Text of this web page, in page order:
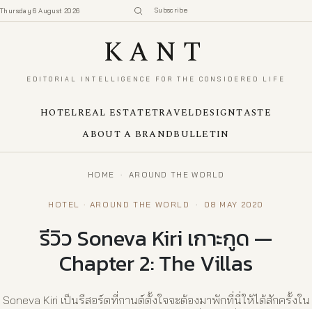
Thursday 6 August 2026 Subscribe
KANT
EDITORIAL INTELLIGENCE FOR THE CONSIDERED LIFE
HOTELREAL ESTATETRAVELDESIGNTASTE
ABOUT A BRANDBULLETIN
HOME · AROUND THE WORLD
HOTEL · AROUND THE WORLD · 08 MAY 2020
รีวิว Soneva Kiri เกาะกูด —
Chapter 2: The Villas
Soneva Kiri เป็นรีสอร์ตที่กานต์ตั้งใจจะต้องมาพักที่นี่ให้ได้สักครั้งใน